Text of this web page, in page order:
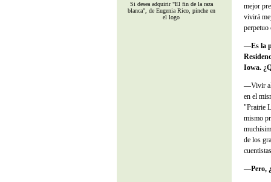
Si desea adquirir "El fin de la raza
blanca", de Eugenia Rico, pinche en
el logo
mejor
vivirá
perpetuo
—Es la
Iowa.
—Vivir al
en el
"Prairie
mismo
de los
—Pero,